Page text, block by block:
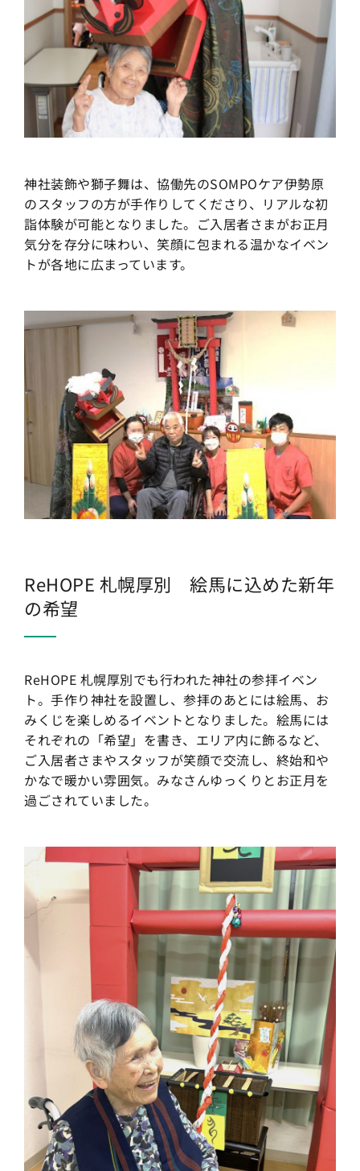
神社装飾や獅子舞は、協働先のSOMPOケア伊勢原
のスタッフの方が手作りしてくださり、リアルな初
詣体験が可能となりました。ご入居者さまがお正月
気分を存分に味わい、笑顔に包まれる温かなイベン
トが各地に広まっています。
ReHOPE 札幌厚別 絵馬に込めた新年
の希望
ReHOPE 札幌厚別でも行われた神社の参拝イベン
ト。手作り神社を設置し、参拝のあとには絵馬、お
みくじを楽しめるイベントとなりました。絵馬には
それぞれの「希望」を書き、エリア内に飾るなど、
ご入居者さまやスタッフが笑顔で交流し、終始和や
かなで暖かい雰囲気。みなさんゆっくりとお正月を
過ごされていました。